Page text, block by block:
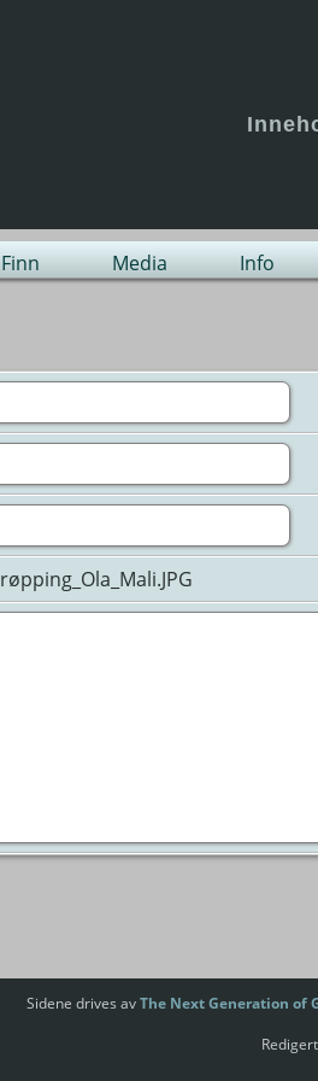
Finn Media Info
Sidene drives avThe Next Generation of